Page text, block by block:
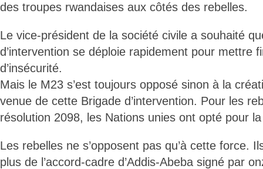
des troupes rwandaises aux côtés des rebelles.
Le vice-président de la société civile a souhaité
d’intervention se déploie rapidement pour mettre
d’insécurité.
Mais le M23 s’est toujours opposé sinon à la
venue de cette Brigade d’intervention. Pour les
résolution 2098, les Nations unies ont opté pour
Les rebelles ne s’opposent pas qu’à cette force.
plus de l’accord-cadre d’Addis-Abeba signé par